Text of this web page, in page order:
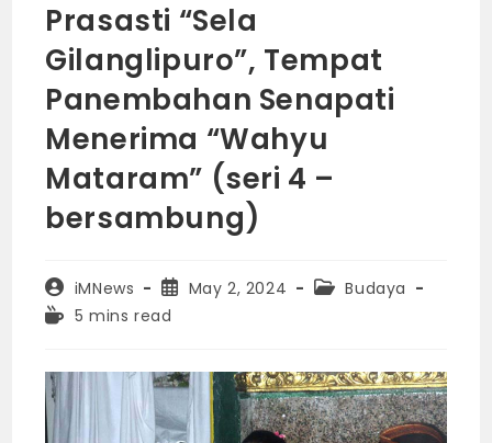
Prasasti “Sela
Gilanglipuro”, Tempat
Panembahan Senapati
Menerima “Wahyu
Mataram” (seri 4 –
bersambung)
Post
author:
iMNews
Post
published:
May 2, 2024
PostBudaya
Reading
5 mins read